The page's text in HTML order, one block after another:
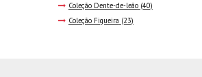
Coleção Dente-de-leão (40)
Coleção Figueira (23)